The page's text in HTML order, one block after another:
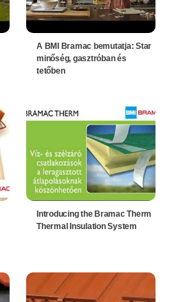
A BMI Bramac bemutatja: Star
minőség, gasztróban és
tetőben
Introducing the Bramac Therm
Thermal Insulation System